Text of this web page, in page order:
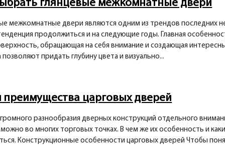
глянцевые межкомнатные двери
межкомнатные двери являются одним из трендов последних
продолжиться и на следующие годы. Главная
обращающая на себя внимание и создающая
придать глубину цвета и визуально...
преимущества царговых дверей
разнообразия дверных конструкций отдельного
можно во многих торговых точках. В чем же их особенность и
Конструкционные особенности царговых дверей Чтобы